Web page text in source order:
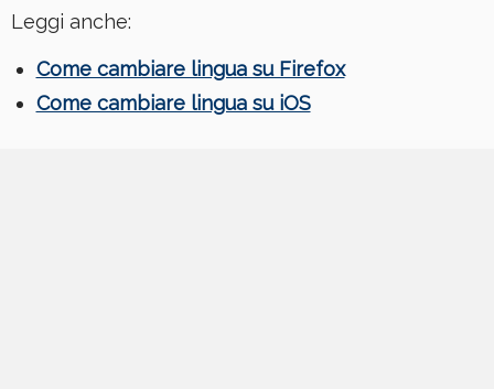
Leggi anche:
Come cambiare lingua su Firefox
Come cambiare lingua su iOS